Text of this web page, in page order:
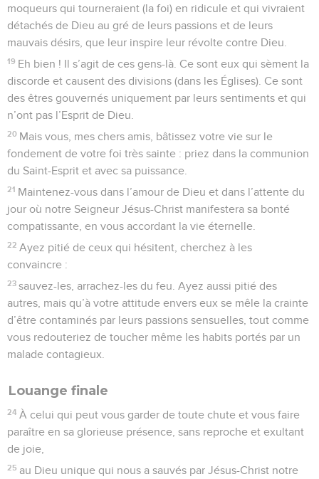
moqueurs qui tourneraient (la foi) en ridicule et qui vivraient
détachés de Dieu au gré de leurs passions et de leurs
mauvais désirs, que leur inspire leur révolte contre Dieu.
19 Eh bien ! Il s’agit de ces gens-là. Ce sont eux qui sèment la
discorde et causent des divisions (dans les Églises). Ce sont
des êtres gouvernés uniquement par leurs sentiments et qui
n’ont pas l’Esprit de Dieu.
20 Mais vous, mes chers amis, bâtissez votre vie sur le
fondement de votre foi très sainte : priez dans la communion
du Saint-Esprit et avec sa puissance.
21 Maintenez-vous dans l’amour de Dieu et dans l’attente du
jour où notre Seigneur Jésus-Christ manifestera sa bonté
compatissante, en vous accordant la vie éternelle.
22 Ayez pitié de ceux qui hésitent, cherchez à les
convaincre :
23 sauvez-les, arrachez-les du feu. Ayez aussi pitié des
autres, mais qu’à votre attitude envers eux se mêle la crainte
d’être contaminés par leurs passions sensuelles, tout comme
vous redouteriez de toucher même les habits portés par un
malade contagieux.
Louange finale
24 À celui qui peut vous garder de toute chute et vous faire
paraître en sa glorieuse présence, sans reproche et exultant
de joie,
25 au Dieu unique qui nous a sauvés par Jésus-Christ notre